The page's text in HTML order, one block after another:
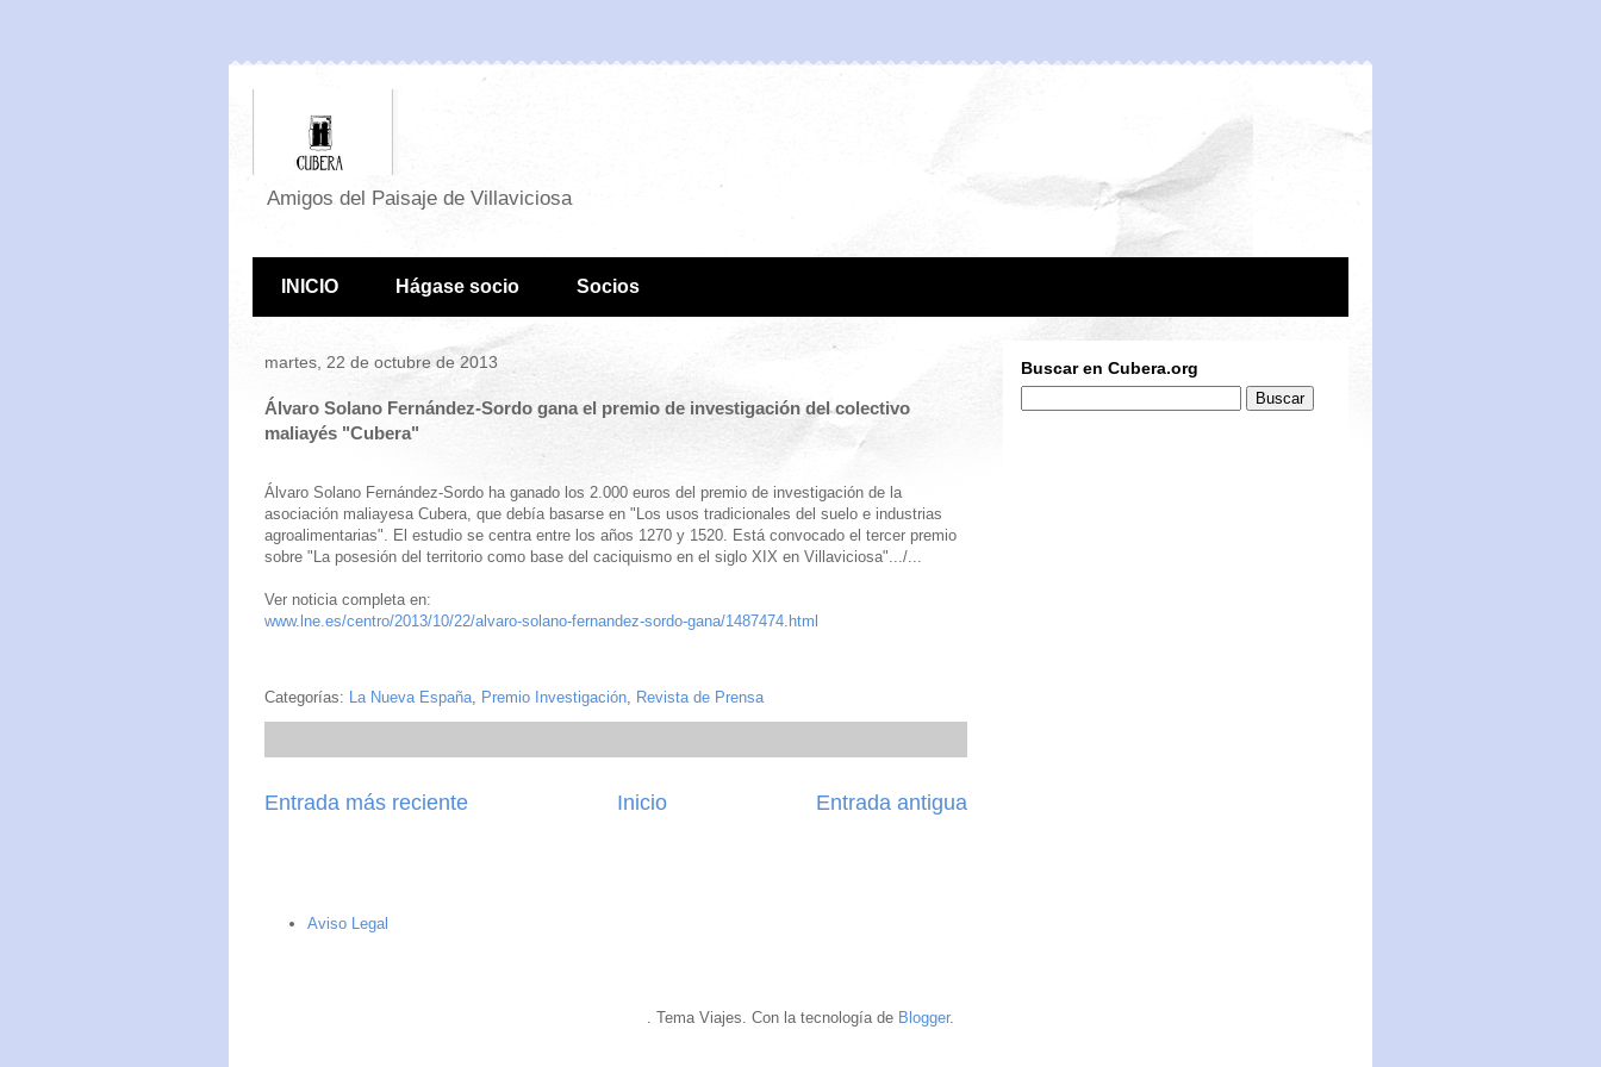
Amigos del Paisaje de Villaviciosa
INICIO Hágase socio Socios
martes, 22 de octubre de 2013
Álvaro Solano Fernández-Sordo gana el premio de investigación del colectivo
maliayés "Cubera"
Álvaro Solano Fernández-Sordo ha ganado los 2.000 euros del premio de investigación de la
asociación maliayesa Cubera, que debía basarse en "Los usos tradicionales del suelo e industrias
agroalimentarias". El estudio se centra entre los años 1270 y 1520. Está convocado el tercer premio
sobre "La posesión del territorio como base del caciquismo en el siglo XIX en Villaviciosa".../...
Ver noticia completa en:
www.lne.es/centro/2013/10/22/alvaro-solano-fernandez-sordo-gana/1487474.html
Categorías: La Nueva España Premio Investigación Revista de Prensa
Entrada más reciente Entrada antigua
Inicio
Buscar en Cubera.org
Aviso Legal
. Tema Viajes. Con la tecnología de Blogger.